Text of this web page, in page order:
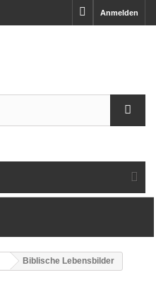
Anmelden
Biblische Lebensbilder